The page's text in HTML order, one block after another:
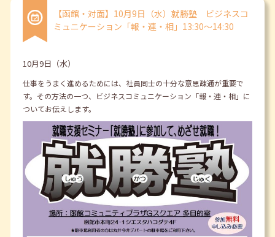
【函館・対面】10月9日（水）就勝塾 ビジネスコ
ミュニケーション「報・連・相」13:30～14:30
10月9日（水）
仕事をうまく進めるためには、社員同士の十分な意思疎通が重要で
す。その方法の一つ、ビジネスコミュニケーション「報・連・相」に
ついてお伝えします。